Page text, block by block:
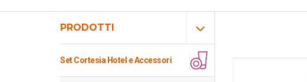
PRODOTTI
Set Cortesia Hotel e Accessori